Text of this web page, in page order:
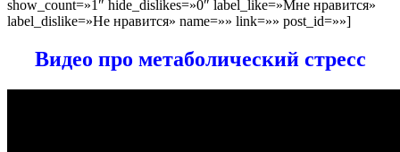
show_count=»1″ hide_dislikes=»0″ label_like=»Мне нравится»
label_dislike=»Не нравится» name=»» link=»» post_id=»»]
Видео про метаболический стресс